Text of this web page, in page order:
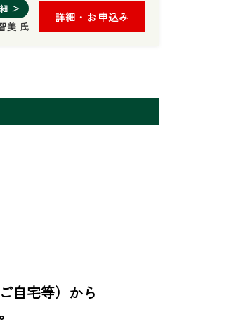
＞
美 氏
詳細・お申込み
自宅等）から